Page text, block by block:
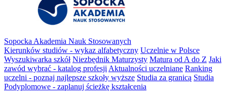
Sopocka Akademia Nauk Stosowanych
Kierunków studiów - wykaz alfabetyczny Uczelnie w Polsce
Wyszukiwarka szkół Niezbędnik Maturzysty Matura od A do Z Jaki
zawód wybrać - katalog profesji Aktualności uczelniane Ranking
uczelni - poznaj najlepsze szkoły wyższe Studia za granicą Studia
Podyplomowe - zaplanuj ścieżkę kształcenia